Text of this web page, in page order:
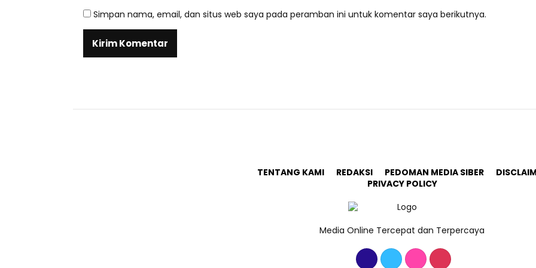
Simpan nama, email, dan situs web saya pada peramban ini untuk komentar saya berikutnya.
TENTANG KAMI REDAKSI PEDOMAN MEDIA SIBER
PRIVACY POLICY
Media Online Tercepat dan Terpercaya